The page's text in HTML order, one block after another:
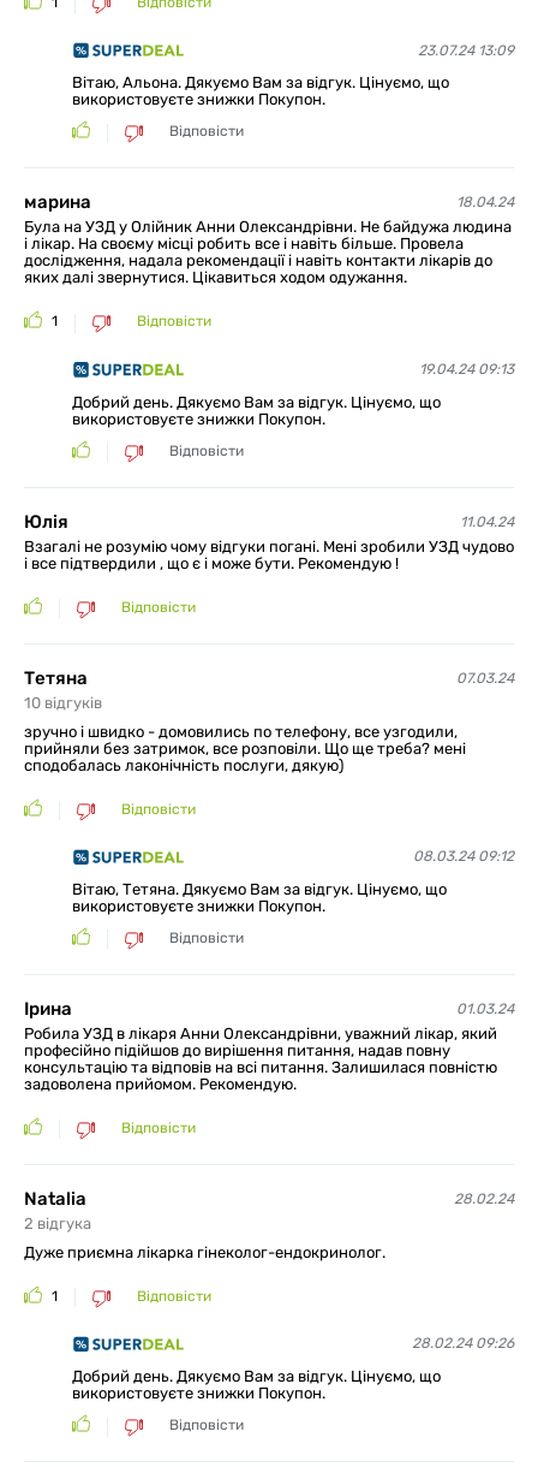
23.07.24 13:09
Вітаю, Альона. Дякуємо Вам за відгук. Цінуємо, що
використовуєте знижки Покупон.
Відповісти
марина 18.04.24
Була на УЗД у Олійник Анни Олександрівни. Не байдужа людина
і лікар. На своєму місці робить все і навіть більше. Провела
дослідження, надала рекомендації і навіть контакти лікарів до
яких далі звернутися. Цікавиться ходом одужання.
1 Відповісти
19.04.24 09:13
Добрий день. Дякуємо Вам за відгук. Цінуємо, що
використовуєте знижки Покупон.
Відповісти
Юлія 11.04.24
Взагалі не розумію чому відгуки погані. Мені зробили УЗД чудово
і все підтвердили , що є і може бути. Рекомендую !
Відповісти
Тетяна 07.03.24
10 відгуків
зручно і швидко - домовились по телефону, все узгодили,
прийняли без затримок, все розповіли. Що ще треба? мені
сподобалась лаконічність послуги, дякую)
Відповісти
08.03.24 09:12
Вітаю, Тетяна. Дякуємо Вам за відгук. Цінуємо, що
використовуєте знижки Покупон.
Відповісти
Ірина 01.03.24
Робила УЗД в лікаря Анни Олександрівни, уважний лікар, який
професійно підійшов до вирішення питання, надав повну
консультацію та відповів на всі питання. Залишилася повністю
задоволена прийомом. Рекомендую.
Відповісти
Natalia 28.02.24
2 відгукa
Дуже приємна лікарка гінеколог-ендокринолог.
1 Відповісти
28.02.24 09:26
Добрий день. Дякуємо Вам за відгук. Цінуємо, що
використовуєте знижки Покупон.
Відповісти